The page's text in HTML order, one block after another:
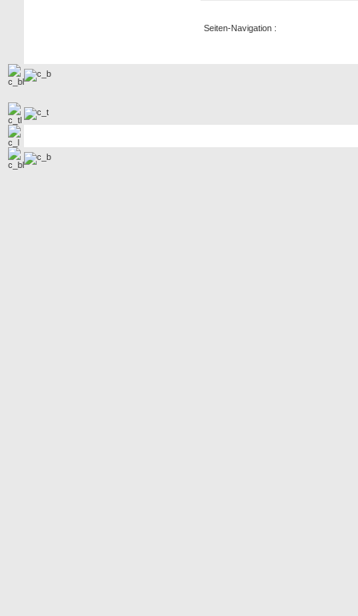
Seiten-Navigation :